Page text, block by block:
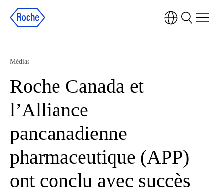
Médias
Roche Canada et
l’Alliance
pancanadienne
pharmaceutique (APP)
ont conclu avec succès